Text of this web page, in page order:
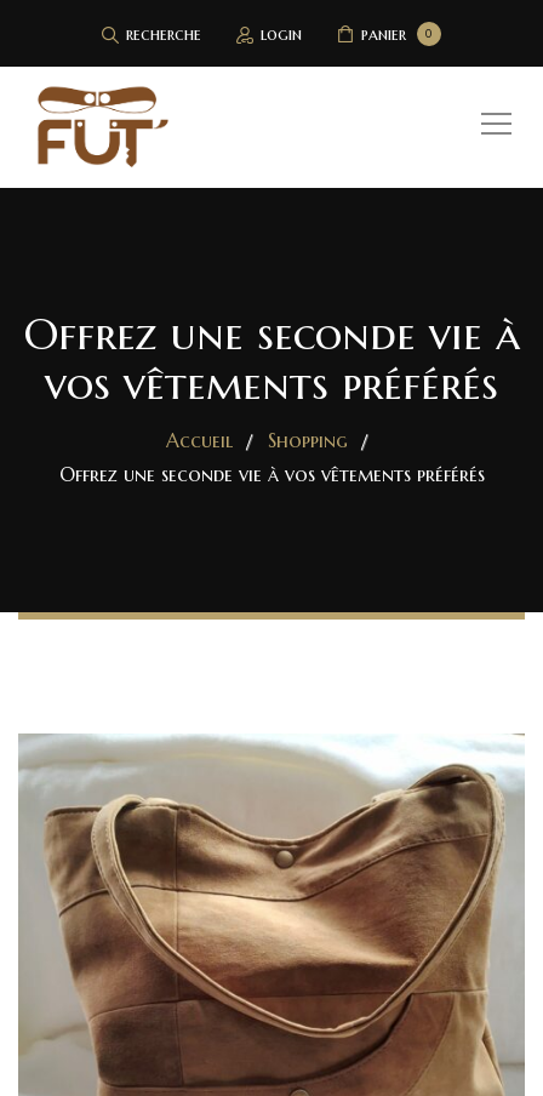
recherche login 0
panier
Offrez une seconde vie à
vos vêtements préférés
Accueil
Shopping
Offrez une seconde vie à vos vêtements préférés